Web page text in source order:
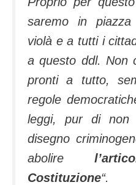
saremo in piazza
violà e a tutti i
a questo ddl. Non
pronti a tutto,
regole
leggi, pur di non
disegno
abolire
Costituzione“.